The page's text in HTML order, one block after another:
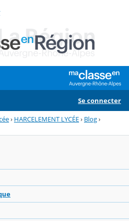
Se connecter
› HARCELEMENT LYCÉE› Blog›